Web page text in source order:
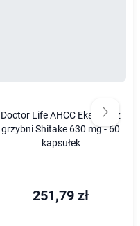
Doctor Life AHCC Ekstrakt z
grzybni Shitake 630 mg - 60
kapsułek
251,79 zł